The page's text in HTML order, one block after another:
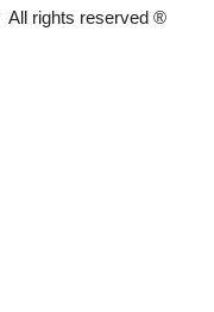
All rights reserved ®